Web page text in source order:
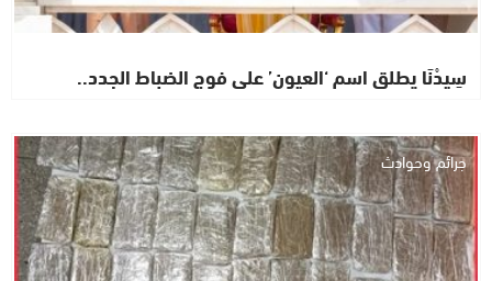
سِيدْنَا يطلق اسم ‘العيون’ على فوج الضباط الجدد..
جرائم وحوادث